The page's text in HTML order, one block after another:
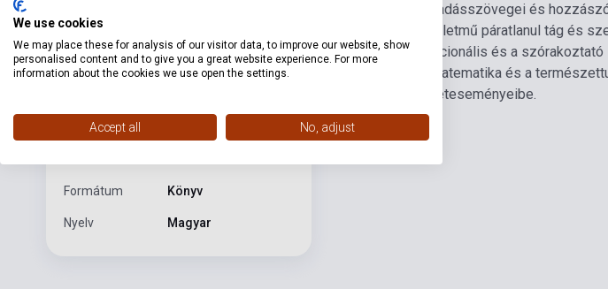
Oldalszám
Kötés Keménykötés
Formátum Könyv
Nyelv Magyar
Ligeti fontosabb előadásszövegei és
betekintést nyer az életmű páratlanul tág és
régi, a kortárs, a tradicionális és a
képzőművészet, a matematika és a
traumákkal terhelt életeseményeibe.
We use cookies
We may place these for analysis of our visitor data, to improve our website, show
personalised content and to give you a great website experience. For more
information about the cookies we use open the settings.
Accept all No, adjust